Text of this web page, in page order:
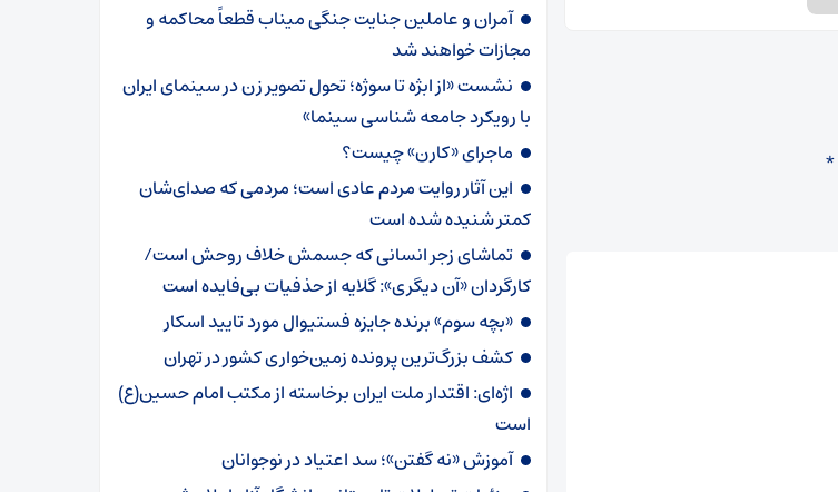
*
آمران و عاملین جنایت جنگی میناب قطعاً محاکمه و
مجازات خواهند شد
نشست «از ابژه تا سوژه؛ تحول تصویر زن در سینمای ایران
با رویکرد جامعه شناسی سینما»
ماجرای «کارن» چیست؟
این آثار روایت مردم عادی است؛ مردمی که صدای‌شان
کمتر شنیده شده است
تماشای زجر انسانی که جسمش خلاف روحش است/
کارگردان «آن دیگری»: گلایه از حذفیات بی‌فایده است
«بچه سوم» برنده جایزه فستیوال مورد تایید اسکار
کشف بزرگ‌ترین پرونده زمین‌خواری‌ کشور در تهران
اژه‌ای: اقتدار ملت ایران برخاسته از مکتب امام حسین(ع)
است
آموزش «نه گفتن»؛ سد اعتیاد در نوجوانان